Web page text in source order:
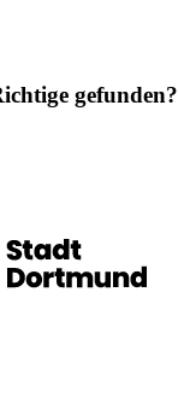
gefunden?